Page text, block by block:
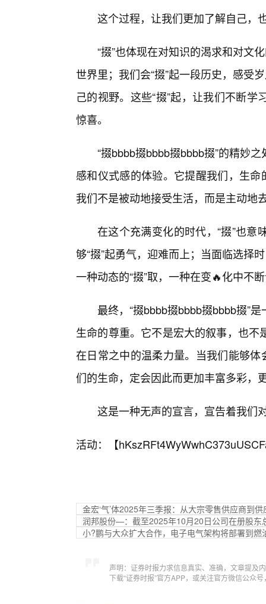
这个过程，让我们更加了解自己，
“掇”也体现在对知识的渴求和对文
世界里；我们会“掇”起一段历史，感受
己的视野。这些“掇”起，让我们不断
惊喜。
“掇bbbb掇bbbb掇bbbb掇”的精妙
感和仪式感的体验。它提醒我们，生
我们不是被动地接受生活，而是主动地
在这个充满变化的时代，“掇”也
够“掇”起勇气，迎难而上；当面临选择
一种动态的“掇”取，一种在变🔥化中不
最终，“掇bbbb掇bbbb掇bbbb掇”
生命的尊重。它不是宏大的叙事，也
在日常之中的温柔力量。当我们能够
们的生命，定会因此而更加丰富多彩，
这是一种无声的宣言，宣告着我们
活动：【
金宏‘气’体2025年三季报：从大宗零售供应商到
润邦股份—：截至2025年10月20日公司在册股东
小?鹏与大众扩大合作，电子电气架构将部署到燃
声明：证券时报力求信息真实、准确，文章提及
下载“证券时报”官方APP，或关注官方微信公众